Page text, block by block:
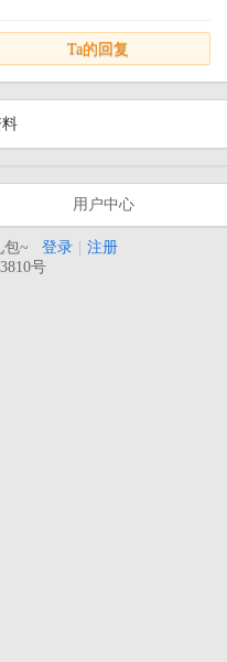
Ta的回复
用户中心
包~ 登录
注册
号